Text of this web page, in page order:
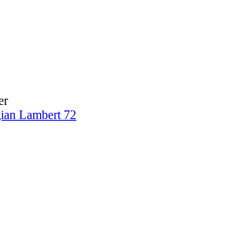
Lambert 72